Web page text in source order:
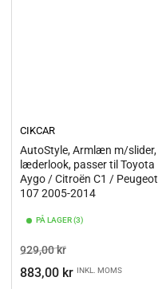
CIKCAR
AutoStyle, Armlæn m/slider,
læderlook, passer til Toyota
Aygo / Citroën C1 / Peugeot
107 2005-2014
PÅ LAGER (3)
Vejl.pris
929,00 krTilbudspris
883,00 kr INKL. MOMS